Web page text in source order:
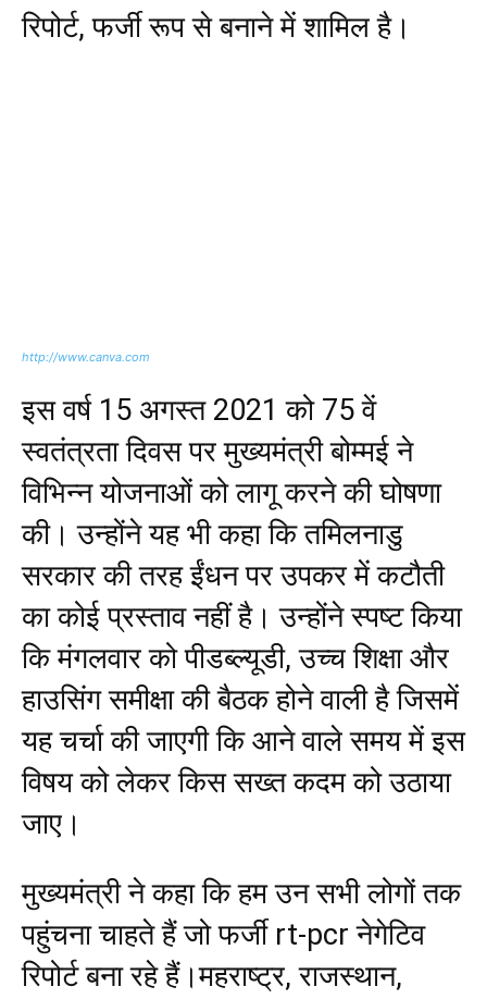
रिपोर्ट, फर्जी रूप से बनाने में शामिल है।
http://www.canva.com
इस वर्ष 15 अगस्त 2021 को 75 वें
स्वतंत्रता दिवस पर मुख्यमंत्री बोम्मई ने
विभिन्न योजनाओं को लागू करने की घोषणा
की। उन्होंने यह भी कहा कि तमिलनाडु
सरकार की तरह ईंधन पर उपकर में कटौती
का कोई प्रस्ताव नहीं है। उन्होंने स्पष्ट किया
कि मंगलवार को पीडब्ल्यूडी, उच्च शिक्षा और
हाउसिंग समीक्षा की बैठक होने वाली है जिसमें
यह चर्चा की जाएगी कि आने वाले समय में इस
विषय को लेकर किस सख्त कदम को उठाया
जाए।
मुख्यमंत्री ने कहा कि हम उन सभी लोगों तक
पहुंचना चाहते हैं जो फर्जी rt-pcr नेगेटिव
रिपोर्ट बना रहे हैं।महराष्ट्र, राजस्थान,